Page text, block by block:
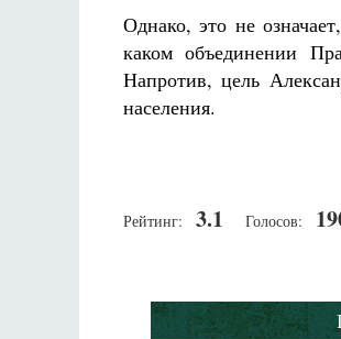
Однако, это не
каком объединении
Напротив, цель
населения.
Рейтинг: 3.1 Голосов: